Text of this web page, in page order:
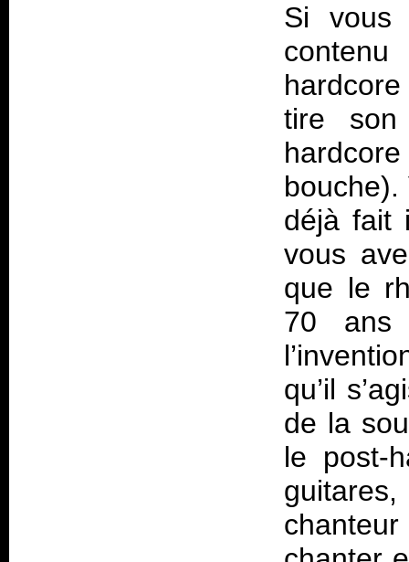
Si vous
tire son
bouche).
déjà fait
vous
que le
70 ans
qu’il
de la
le post-